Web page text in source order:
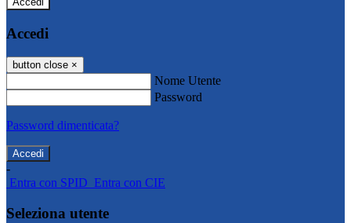
Accedi
button close ×
Nome Utente
Password
Password dimenticata?
-
Entra con SPID Entra con CIE
Seleziona utente